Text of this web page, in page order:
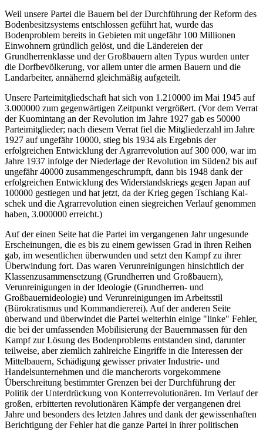
Weil unsere Partei die Bauern bei der Durchführung der Reform des
Bodenbesitzsystems entschlossen geführt hat, wurde das
Bodenproblem bereits in Gebieten mit ungefähr 100 Millionen
Einwohnern gründlich gelöst, und die Ländereien der
Grundherrenklasse und der Großbauern alten Typus wurden unter
die Dorfbevölkerung, vor allem unter die armen Bauern und die
Landarbeiter, annähernd gleichmäßig aufgeteilt.
Unsere Parteimitgliedschaft hat sich von 1.210000 im Mai 1945 auf
3.000000 zum gegenwärtigen Zeitpunkt vergrößert. (Vor dem Verrat
der Kuomintang an der Revolution im Jahre 1927 gab es 50000
Parteimitglieder; nach diesem Verrat fiel die Mitgliederzahl im Jahre
1927 auf ungefähr 10000, stieg bis 1934 als Ergebnis der
erfolgreichen Entwicklung der Agrarrevolution auf 300 000, war im
Jahre 1937 infolge der Niederlage der Revolution im Süden2 bis auf
ungefähr 40000 zusammengeschrumpft, dann bis 1948 dank der
erfolgreichen Entwicklung des Widerstandskriegs gegen Japan auf
100000 gestiegen und hat jetzt, da der Krieg gegen Tschiang Kai-
schek und die Agrarrevolution einen siegreichen Verlauf genommen
haben, 3.000000 erreicht.)
Auf der einen Seite hat die Partei im vergangenen Jahr ungesunde
Erscheinungen, die es bis zu einem gewissen Grad in ihren Reihen
gab, im wesentlichen überwunden und setzt den Kampf zu ihrer
Überwindung fort. Das waren Verunreinigungen hinsichtlich der
Klassenzusammensetzung (Grundherren und Großbauern),
Verunreinigungen in der Ideologie (Grundherren- und
Großbauernideologie) und Verunreinigungen im Arbeitsstil
(Bürokratismus und Kommandiererei). Auf der anderen Seite
überwand und überwindet die Partei weiterhin einige "linke" Fehler,
die bei der umfassenden Mobilisierung der Bauernmassen für den
Kampf zur Lösung des Bodenproblems entstanden sind, darunter
teilweise, aber ziemlich zahlreiche Eingriffe in die Interessen der
Mittelbauern, Schädigung gewisser privater Industrie- und
Handelsunternehmen und die mancherorts vorgekommene
Überschreitung bestimmter Grenzen bei der Durchführung der
Politik der Unterdrückung von Konterrevolutionären. Im Verlauf der
großen, erbitterten revolutionären Kämpfe der vergangenen drei
Jahre und besonders des letzten Jahres und dank der gewissenhaften
Berichtigung der Fehler hat die ganze Partei in ihrer politischen